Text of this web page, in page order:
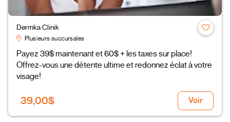
Dermka Clinik
Plusieurs succursales
Payez 39$ maintenant et 60$ + les taxes sur place!
Offrez-vous une détente ultime et redonnez éclat à votre
visage!
39,00$ Voir